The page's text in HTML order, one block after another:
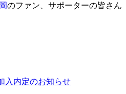
のファン、サポーターの皆さん
内定のお知らせ